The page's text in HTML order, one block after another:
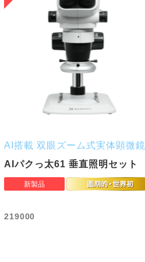
AI搭載 双眼ズーム式実体顕微鏡
AIパクっ太61 垂直照明セット
219000